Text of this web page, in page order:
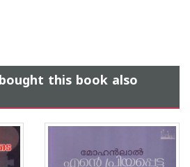
this book also